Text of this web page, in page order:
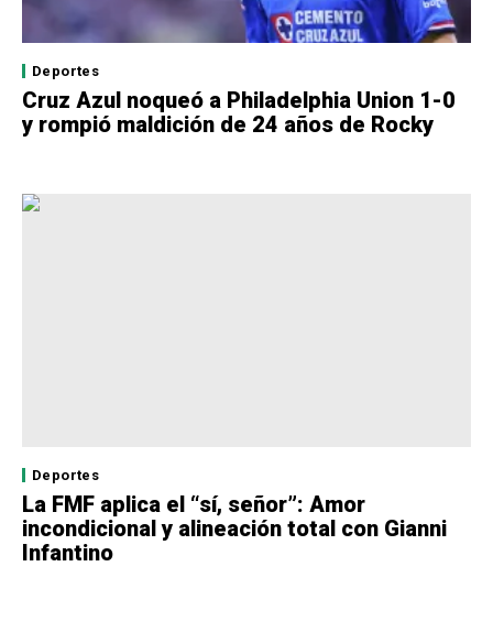
Deportes
Cruz Azul noqueó a Philadelphia Union 1-0
y rompió maldición de 24 años de Rocky
Deportes
La FMF aplica el “sí, señor”: Amor
incondicional y alineación total con Gianni
Infantino